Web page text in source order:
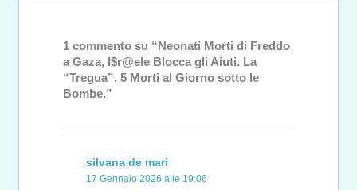
1 commento su “Neonati Morti di Freddo
a Gaza, I$r@ele Blocca gli Aiuti. La
“Tregua”, 5 Morti al Giorno sotto le
Bombe.”
silvana de mari
17 Gennaio 2026 alle 19:06